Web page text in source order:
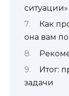
ситуации»
Как
она вам
Итог:
задачи